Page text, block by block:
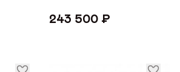
243 500 ₽